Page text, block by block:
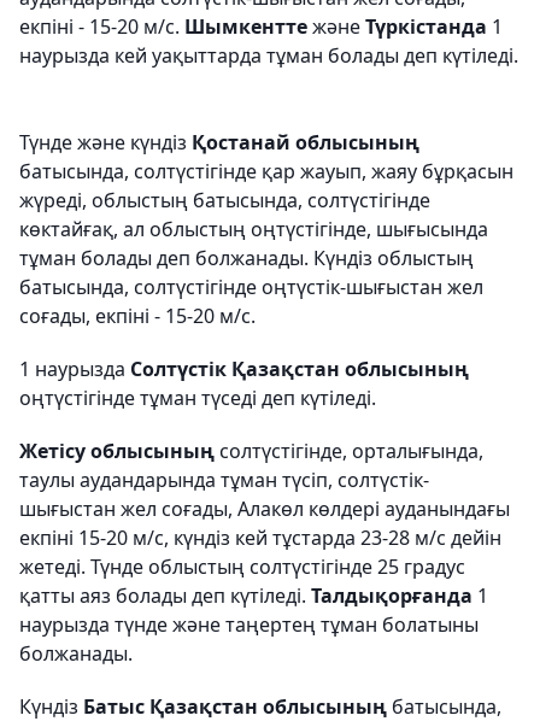
екпіні - 15-20 м/с. ШымкенттежәнеТүркістанда 1
наурызда кей уақыттарда тұман болады деп күтіледі.
Түнде және күндіз Қостанай облысының
батысында, солтүстігінде қар жауып, жаяу бұрқасын
жүреді, облыстың батысында, солтүстігінде
көктайғақ, ал облыстың оңтүстігінде, шығысында
тұман болады деп болжанады. Күндіз облыстың
батысында, солтүстігінде оңтүстік-шығыстан жел
соғады, екпіні - 15-20 м/с.
1 наурызда Солтүстік Қазақстан облысының
оңтүстігінде тұман түседі деп күтіледі.
Жетісу облысыныңсолтүстігінде, орталығында,
таулы аудандарында тұман түсіп, солтүстік-
шығыстан жел соғады, Алакөл көлдері ауданындағы
екпіні 15-20 м/с, күндіз кей тұстарда 23-28 м/с дейін
жетеді. Түнде облыстың солтүстігінде 25 градус
қатты аяз болады деп күтіледі. Талдықорғанда 1
наурызда түнде және таңертең тұман болатыны
болжанады.
Күндіз Батыс Қазақстан облысының батысында,